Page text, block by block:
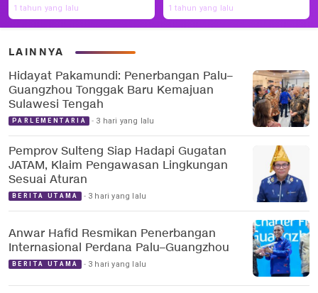
1 tahun yang lalu 1 tahun yang lalu
LAINNYA
Hidayat Pakamundi: Penerbangan Palu–
Guangzhou Tonggak Baru Kemajuan
Sulawesi Tengah
PARLEMENTARIA 3 hari yang lalu
Pemprov Sulteng Siap Hadapi Gugatan
JATAM, Klaim Pengawasan Lingkungan
Sesuai Aturan
BERITA UTAMA 3 hari yang lalu
Anwar Hafid Resmikan Penerbangan
Internasional Perdana Palu–Guangzhou
BERITA UTAMA 3 hari yang lalu